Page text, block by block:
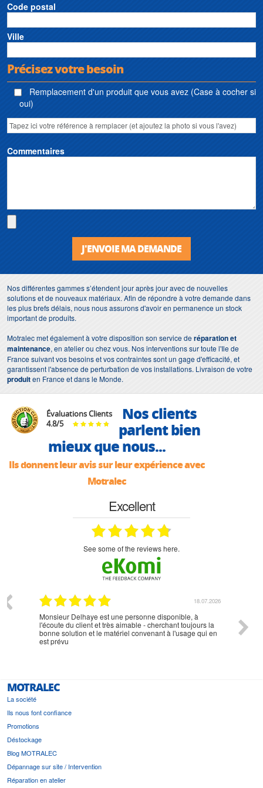
Code postal
Ville
Précisez votre besoin
Remplacement d'un produit que vous avez (Case à cocher si
oui)
Commentaires
J'ENVOIE MA DEMANDE
Nos différentes gammes s’étendent jour après jour avec de nouvelles
solutions et de nouveaux matériaux. Afin de répondre à votre demande dans
les plus brefs délais, nous nous assurons d'avoir en permanence un stock
important de produits.
Motralec met également à votre disposition son service deréparation et
maintenance, en atelier ou chez vous. Nos interventions sur toute l'Ile de
France suivant vos besoins et vos contraintes sont un gage d'efficacité, et
garantissent l'absence de perturbation de vos installations. Livraison de votre
produiten France et dans le Monde.
Évaluations Clients
4.8/5
Nos clients
parlent bien
mieux que nous...
Ils donnent leur avis sur leur expérience avec
Motralec
Excellent
see some of the reviews here.
18.07.2026
Monsieur Delhaye est une personne disponible, à
l'écoute du client et très aimable - cherchant toujours la
bonne solution et le matériel convenant à l'usage qui en
est prévu
MOTRALEC
La société
Ils nous font confiance
Promotions
Déstockage
Blog MOTRALEC
Dépannage sur site / Intervention
Réparation en atelier